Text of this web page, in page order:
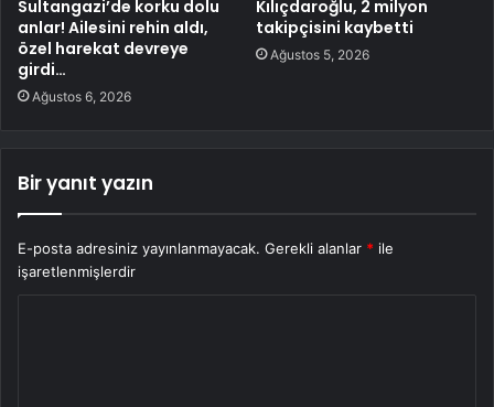
Sultangazi’de korku dolu
anlar! Ailesini rehin aldı,
özel harekat devreye
girdi…
Ağustos 6, 2026
Kılıçdaroğlu, 2 milyon
takipçisini kaybetti
Ağustos 5, 2026
Bir yanıt yazın
E-posta adresiniz yayınlanmayacak. Gerekli alanlar * ile
işaretlenmişlerdir